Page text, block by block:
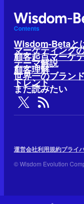
Contents
Wisdom-Betaと
マーケティング
顧客起点マーケ
テーマ解説
顧客理解
世界一のブラン
トレンド
また読みたい
運営会社利用規約プライ
© Wisdom Evolution